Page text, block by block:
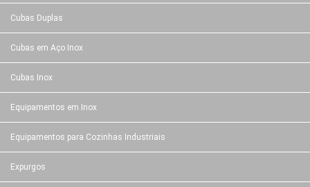
Cubas Duplas
Cubas em Aço Inox
Cubas Inox
Equipamentos em Inox
Equipamentos para Cozinhas Industriais
Expurgos